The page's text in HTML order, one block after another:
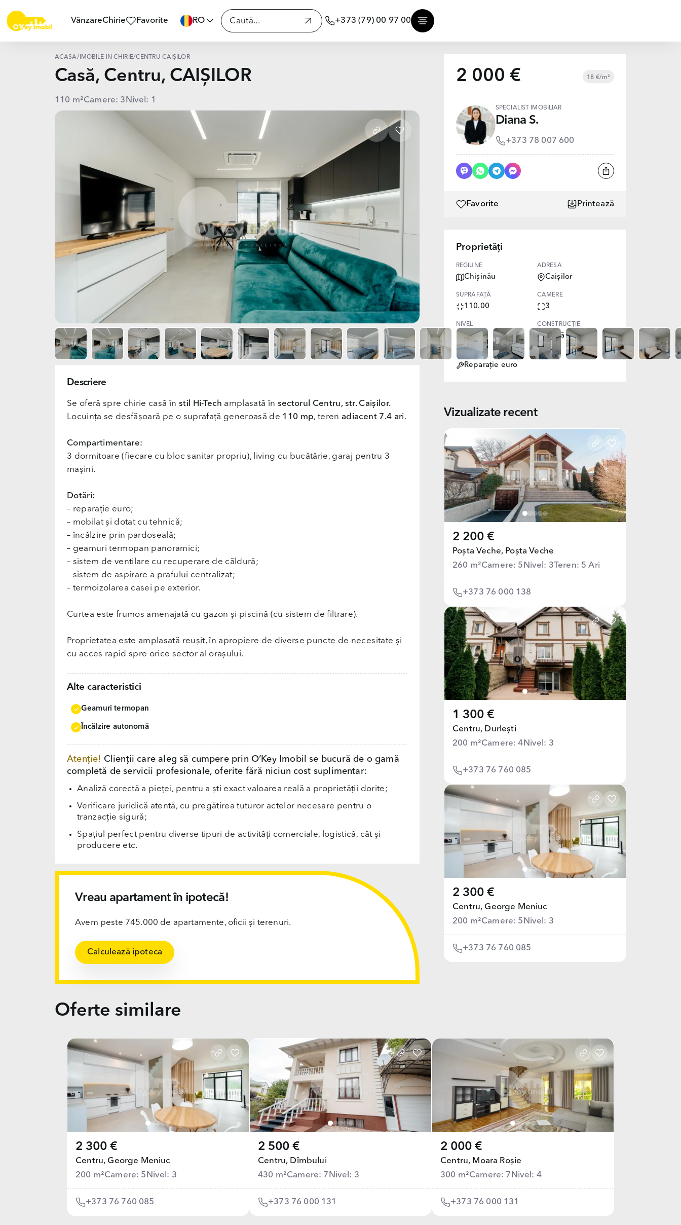
VânzareChirie Favorite RO +373 (79) 00 97 00
ACASĂ/ IMOBILE ÎN CHIRIE/CENTRU CAIȘILOR
Casă, Centru, CAIȘILOR
110 m²Camere: 3 Nivel: 1
Descriere
Se oferă spre chirie casă în stil Hi-Tech amplasată în sectorul Centru, str. Caișilor.
Locuința se desfășoară pe o suprafață generoasă de 110 mp, terenadiacent 7.4 ari.
Compartimentare:
3 dormitoare (fiecare cu bloc sanitar propriu), living cu bucătărie, garaj pentru 3
mașini.
Dotări:
– reparație euro;
– mobilat și dotat cu tehnică;
– încălzire prin pardoseală;
– geamuri termopan panoramici;
– sistem de ventilare cu recuperare de căldură;
– sistem de aspirare a prafului centralizat;
– termoizolarea casei pe exterior.
Curtea este frumos amenajată cu gazon și piscină (cu sistem de filtrare).
Proprietatea este amplasată reușit, în apropiere de diverse puncte de necesitate și
cu acces rapid spre orice sector al orașului.
Alte caracteristici
Geamuri termopan
Încălzire autonomă
Atenție! Clienții care aleg să cumpere prin O’Key Imobil se bucură de o gamă
completă de servicii profesionale, oferite fără niciun cost suplimentar:
Analiză corectă a pieței, pentru a ști exact valoarea reală a proprietății dorite;
Verificare juridică atentă, cu pregătirea tuturor actelor necesare pentru o
tranzacție sigură;
Spațiul perfect pentru diverse tipuri de activități comerciale, logistică, cât și
producere etc.
Vreau apartament în ipotecă!
Avem peste 745.000 de apartamente, oficii și terenuri.
Calculează ipoteca
2 000 € 18 €/m²
SPECIALIST IMOBILIAR
Diana S.
+373 78 007 600
Favorite Printează
Proprietăți
REGIUNE
Chișinău
ADRESA
Caișilor
SUPRAFAȚĂ
110.00
CAMERE
3
NIVEL
1
CONSTRUCȚIE
Nouă
Reparație euro
Vizualizate recent
2 200 €
Poșta Veche, Poșta Veche
260 m²Camere: 5 Nivel: 3Teren: 5 Ari
+373 76 000 138
1 300 €
Centru, Durlești
200 m²Camere: 4 Nivel: 3
+373 76 760 085
2 300 €
Centru, George Meniuc
200 m²Camere: 5 Nivel: 3
+373 76 760 085
Oferte similare
2 300 €
Centru, George Meniuc
200 m²Camere: 5 Nivel: 3
+373 76 760 085
2 500 €
Centru, Dîmbului
430 m²Camere: 7 Nivel: 3
+373 76 000 131
2 000 €
Centru, Moara Roșie
300 m²Camere: 7 Nivel: 4
+373 76 000 131